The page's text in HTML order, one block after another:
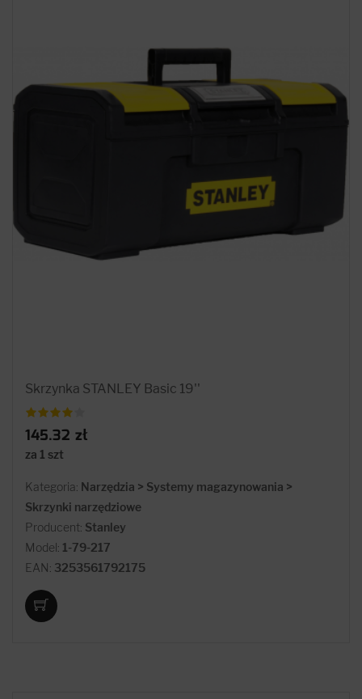
Skrzynka STANLEY Basic 19''
145.32 zł
za 1 szt
Kategoria: Narzędzia > Systemy magazynowania >
Skrzynki narzędziowe
Producent: Stanley
Model: 1-79-217
EAN: 3253561792175